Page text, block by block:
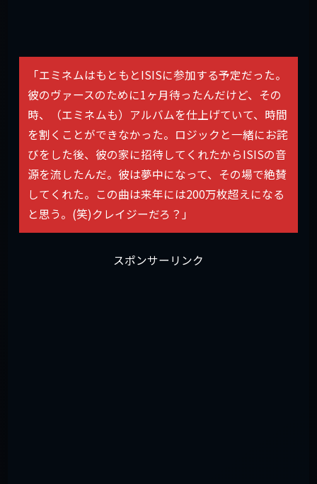
「エミネムはもともとISISに参加する予定だった。
彼のヴァースのために1ヶ月待ったんだけど、その
時、（エミネムも）アルバムを仕上げていて、時間
を割くことができなかった。ロジックと一緒にお詫
びをした後、彼の家に招待してくれたからISISの音
源を流したんだ。彼は夢中になって、その場で絶賛
してくれた。この曲は来年には200万枚超えになる
と思う。(笑)クレイジーだろ？」
スポンサーリンク